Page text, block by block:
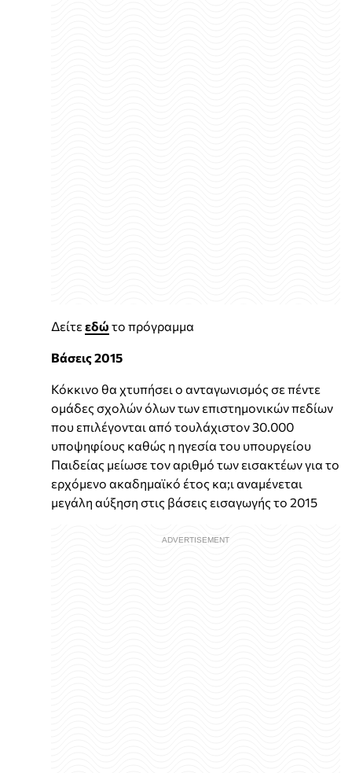
Δείτεεδώ το πρόγραμμα
Βάσεις 2015
Κόκκινο θα χτυπήσει ο ανταγωνισµός σε πέντε
οµάδες σχολών όλων των επιστηµονικών πεδίων
που επιλέγονται από τουλάχιστον 30.000
υποψηφίους καθώς η ηγεσία του υπουργείου
Παιδείας µείωσε τον αριθµό των εισακτέων για το
ερχόµενο ακαδηµαϊκό έτος κα;ι αναμένεται
μεγάλη αύξηση στις βάσεις εισαγωγής το 2015